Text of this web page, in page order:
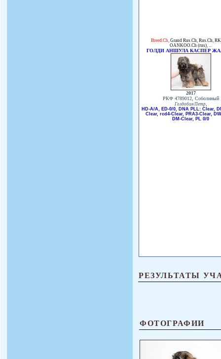
Breed.Ch, Grand Rus.Ch, Rus.Ch,
OANKOO.Ch (rus), ...
ГОЛДИ АНШУЛА КАСПЕР
2017
РКФ 4789012, Соболиный
Голдобин Петр,
HD-A/A, ED-0/0, DNA PLL: Clear,
Clear, rcd4-Clear, PRA3-Clear,
DM-Clear, PL 0/0
РЕЗУЛЬТАТЫ
ФОТОГРАФИИ